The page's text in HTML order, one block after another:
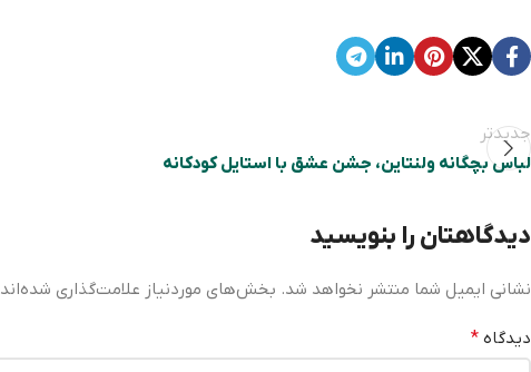
جدیدتر
لباس بچگانه ولنتاین، جشن عشق با استایل کودکانه
دیدگاهتان را بنویسید
نشانی ایمیل شما منتشر نخواهد شد. بخش‌های موردنیاز علامت‌گذاری شده‌اند
دیدگاه *